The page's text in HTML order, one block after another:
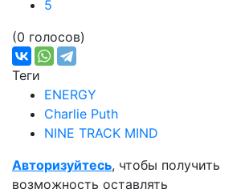
5
(0 голосов)
Теги
ENERGY
Charlie Puth
NINE TRACK MIND
Авторизуйтесь, чтобы получить
возможность оставлять